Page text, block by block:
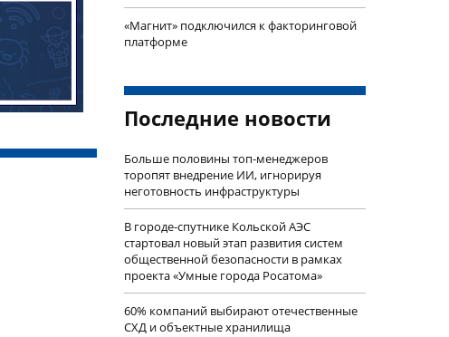
«Магнит» подключился к факторинговой
платформе
Последние новости
Больше половины топ-менеджеров
торопят внедрение ИИ, игнорируя
неготовность инфраструктуры
В городе-спутнике Кольской АЭС
стартовал новый этап развития систем
общественной безопасности в рамках
проекта «Умные города Росатома»
60% компаний выбирают отечественные
СХД и объектные хранилища